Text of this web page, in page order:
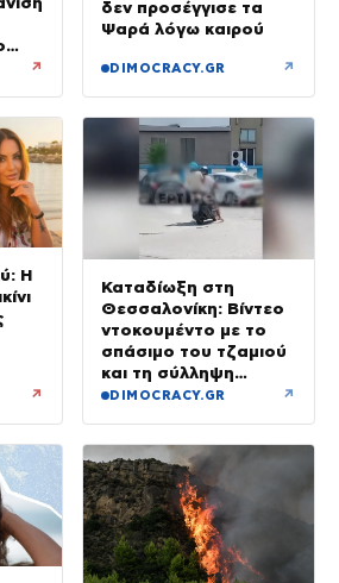
↗
δεν προσέγγισε τα
Ψαρά λόγω καιρού
DIMOCRACY.GR ↗
Η
↗
Καταδίωξη στη
Θεσσαλονίκη: Βίντεο
ντοκουμέντο με το
σπάσιμο του τζαμιού
και τη σύλληψη
37χρονου με
DIMOCRACY.GR ↗